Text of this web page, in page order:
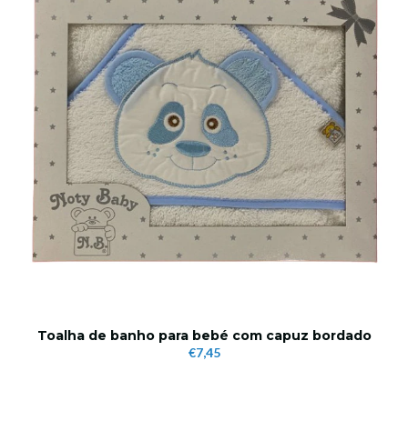
Toalha de banho para bebé com capuz bordado
€7,45